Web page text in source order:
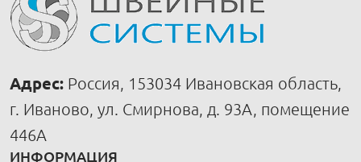
Адрес: Россия, 153034 Ивановская область,
г. Иваново, ул. Смирнова, д. 93А, помещение
446А
ИНФОРМАЦИЯ